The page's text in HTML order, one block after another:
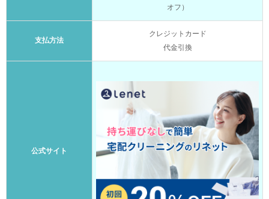
オフ）
支払方法
クレジットカード
代金引換
公式サイト